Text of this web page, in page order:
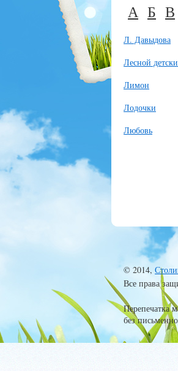
А Б В
Л. Давыдова
Лесной
Лимон
Лодочки
Любовь
© 2014,
Все права
Перепечатка
без